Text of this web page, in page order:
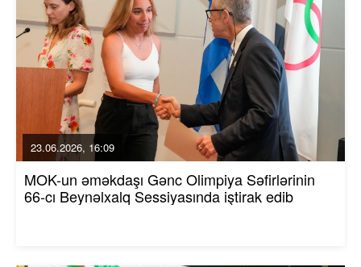
23.06.2026, 16:09
MOK-un əməkdaşı Gənc Olimpiya Səfirlərinin
66-cı Beynəlxalq Sessiyasında iştirak edib